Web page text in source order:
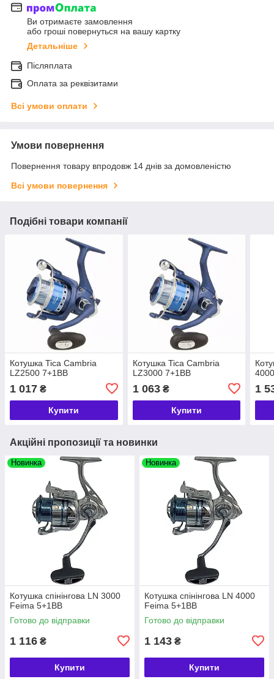
Ви отримаєте замовлення
або гроші повернуться на вашу картку
Детальніше
Післяплата
Оплата за реквізитами
Всі умови оплати
Умови повернення
Повернення товару впродовж 14 днів за домовленістю
Всі умови повернення
Подібні товари компанії
Котушка Tica Cambria
LZ2500 7+1BB
1 017 ₴
Купити
Котушка Tica Cambria
LZ3000 7+1BB
1 063₴
Купити
1
Акційні пропозиції та новинки
Новинка
Котушка спінінгова LN 3000
Feima 5+1BB
Готово до відправки
1 116 ₴
Купити
Новинка
Котушка спінінгова LN 4000
Feima 5+1BB
Готово до відправки
1 143 ₴
Купити